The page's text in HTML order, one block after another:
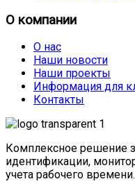
О компании
О нас
Наши новости
Наши проекты
Информация для
Контакты
Комплексное решение
идентификации,
учета рабочего времени.